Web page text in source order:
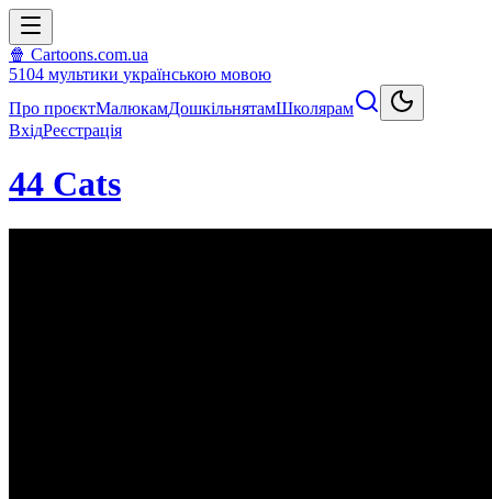
🍿 Cartoons.com.ua
5104 мультики українською мовою
Про проєктМалюкамДошкільнятамШколярам
ВхідРеєстрація
44 Cats